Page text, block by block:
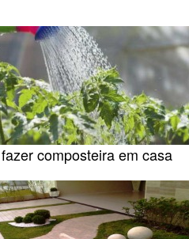
composteira em casa